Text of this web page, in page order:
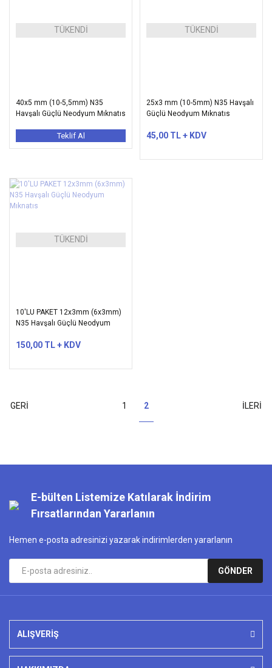
TÜKENDİ
40x5 mm (10-5,5mm) N35
Havşalı Güçlü Neodyum Mıknatıs
Teklif Al
TÜKENDİ
25x3 mm (10-5mm) N35 Havşalı
Güçlü Neodyum Mıknatıs
45,00 TL + KDV
TÜKENDİ
10'LU PAKET 12x3mm (6x3mm)
N35 Havşalı Güçlü Neodyum
150,00 TL + KDV
1 2
E-bülten Listemize Katılarak İndirim
Fırsatlarından Yararlanın
Hemen e-posta adresinizi yazarak indirimlerden yararlanın
GÖNDER
ALIŞVERİŞ